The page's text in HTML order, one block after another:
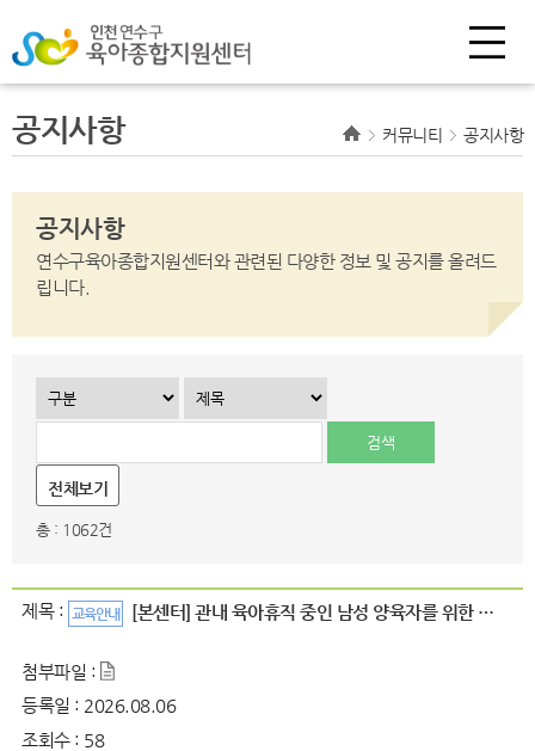
공지사항 커뮤니티 공지사항
공지사항
연수구육아종합지원센터와 관련된 다양한 정보 및 공지를 올려드
립니다.
전체보기
총 : 1062건
제목 : 교육안내 [본센터] 관내 육아휴직 중인 남성 양육자를 위한 양육지원프로그램 참여자 ..
첨부파일 :
등록일 : 2026.08.06
조회수 : 58